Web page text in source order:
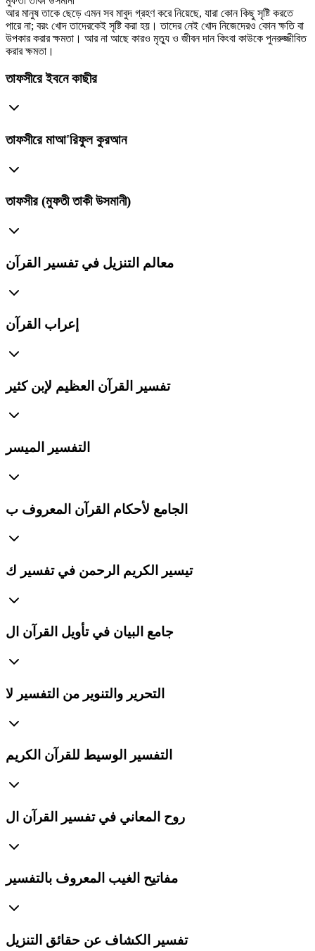
আর মানুষ তাকে ছেড়ে এমন সব মাবুদ গ্রহণ করে নিয়েছে, যারা কোন কিছু সৃষ্টি করতে
পারে না; বরং খোদ তাদেরকেই সৃষ্টি করা হয়। তাদের নেই খোদ নিজেদেরও কোন ক্ষতি বা
উপকার করার ক্ষমতা। আর না আছে কারও মৃত্যু ও জীবন দান কিংবা কাউকে পুনরুজ্জীবিত
করার ক্ষমতা।
তাফসীরে ইবনে কাছীর
তাফসীরে মাআ'রিফুল কুরআন
তাফসীর (মুফতী তাকী উসমানী)
معالم التنزيل في تفسير القرآن
إعراب القرآن
تفسير القرآن العظيم لإبن كثير
التفسير الميسر
الجامع لأحكام القرآن المعروف ب
تيسير الكريم الرحمن في تفسير ك
جامع البيان في تأويل القرآن ال
التحرير والتنوير من التفسير لا
التفسير الوسيط للقرآن الكريم
روح المعاني في تفسير القرآن ال
مفاتيح الغيب المعروف بالتفسير
تفسير الكشاف عن حقائق التنزيل